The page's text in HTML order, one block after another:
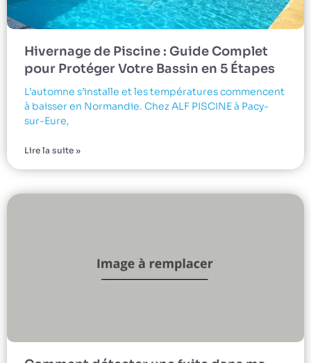
Hivernage de Piscine : Guide Complet
pour Protéger Votre Bassin en 5 Étapes
L’automne s’installe et les températures commencent
à baisser en Normandie. Chez ALF PISCINE à Pacy-
sur-Eure,
Lire la suite »